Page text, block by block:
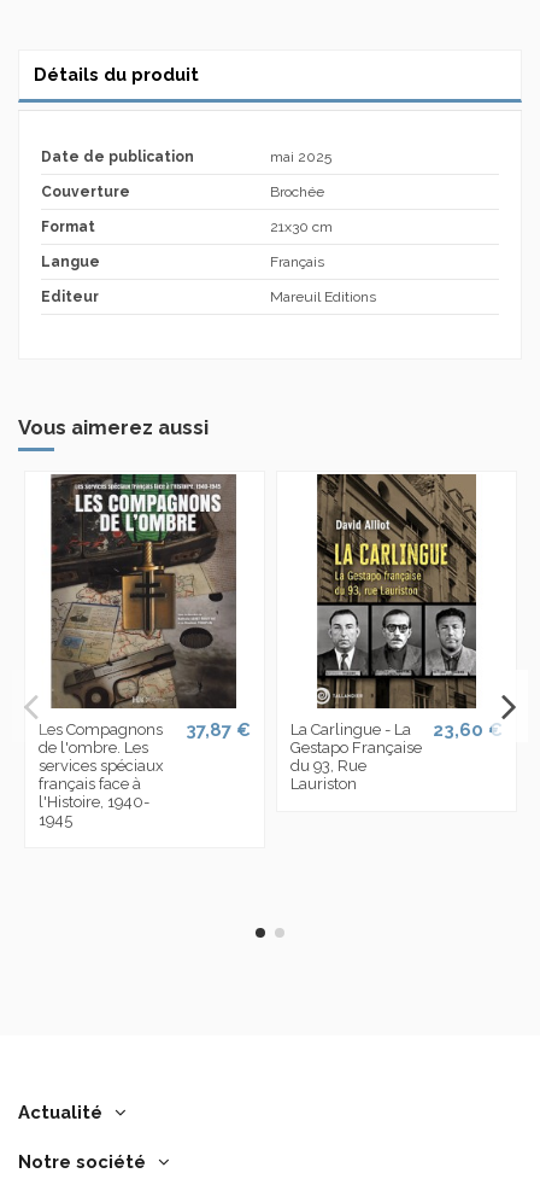
Détails du produit
Date de publication mai 2025
Couverture Brochée
Format 21x30 cm
Langue Français
Editeur Mareuil Editions
Vous aimerez aussi
Les Compagnons
de l'ombre. Les
services spéciaux
français face à
l'Histoire, 1940-
1945
37,87 €
La Carlingue - La
Gestapo Française
du 93, Rue
Lauriston
23,60 €
Actualité
Notre société